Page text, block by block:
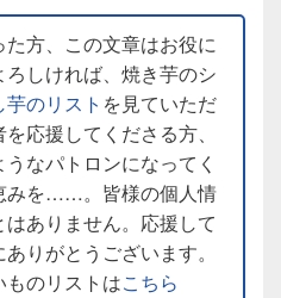
方、この文章はお役に
しければ、焼き芋のシ
芋のリスト を見ていただ
応援してくださる方、
なパトロンになってく
みを……。皆様の個人情
ありません。応援して
りがとうございます。
のリストはこちら